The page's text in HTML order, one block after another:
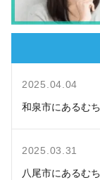
2025.04.04
和泉市にあるむ
2025.03.31
八尾市にあるむ